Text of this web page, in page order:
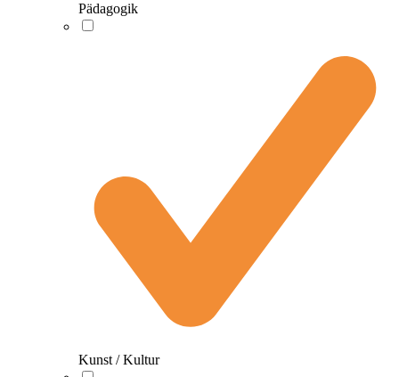
Pädagogik
Kunst / Kultur